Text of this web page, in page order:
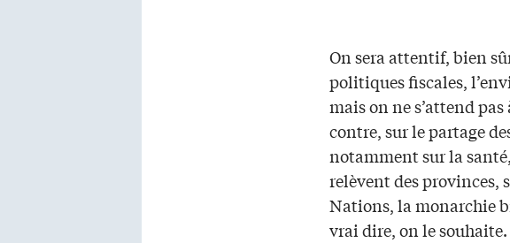
On sera attentif, bien
politiques fiscales,
mais on ne s’attend
contre, sur le partage
notamment sur la
relèvent des provinces,
Nations, la monarchie
vrai dire, on le souhaite.